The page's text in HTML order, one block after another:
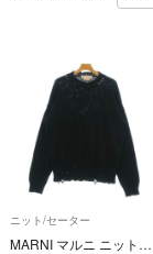
ニット/セーター
MARNI マルニ ニット・セーター L 黒 【古着】【中古】【送料無料】